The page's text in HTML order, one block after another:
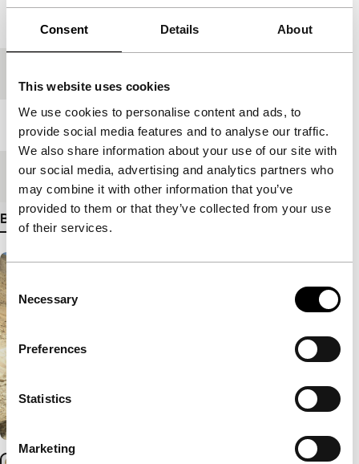
Consent Details About
This website uses cookies
We use cookies to personalise content and ads, to
provide social media features and to analyse our traffic.
We also share information about your use of our site with
our social media, advertising and analytics partners who
may combine it with other information that you’ve
provided to them or that they’ve collected from your use
of their services.
Consent
Selection
Necessary
Preferences
Statistics
Marketing
Jaar
Lengte 117'
Medium/FormaatDCP
Bekijk meer details